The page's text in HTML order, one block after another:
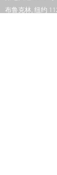
布鲁克林, 纽约